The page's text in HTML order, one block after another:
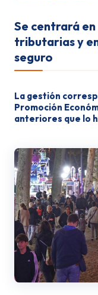
Se centrará
tributarias y
seguro
La gestión
Promoción
anteriores que lo